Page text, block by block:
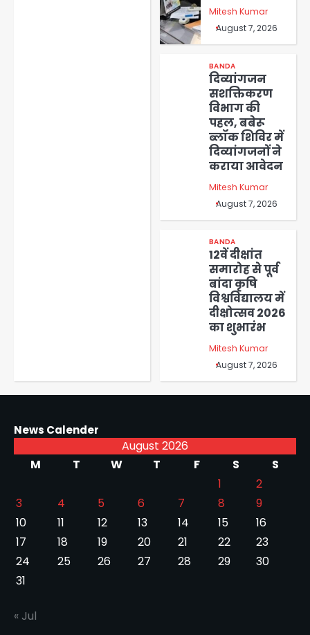
Mitesh Kumar
August 7, 2026
BANDA
दिव्यांगजन
सशक्तिकरण
विभाग की
पहल, बबेरू
ब्लॉक शिविर में
दिव्यांगजनों ने
कराया आवेदन
Mitesh Kumar
August 7, 2026
BANDA
12वें दीक्षांत
समारोह से पूर्व
बांदा कृषि
विश्वविद्यालय में
दीक्षोत्सव 2026
का शुभारंभ
Mitesh Kumar
August 7, 2026
News Calender
August 2026
M
T W T F S
S
1
2
3
4 5 6 7 8
9
10
11 12 13 14 15
16
17
18 19 20 21 22
23
24
25 26 27 28 29
30
31
« Jul